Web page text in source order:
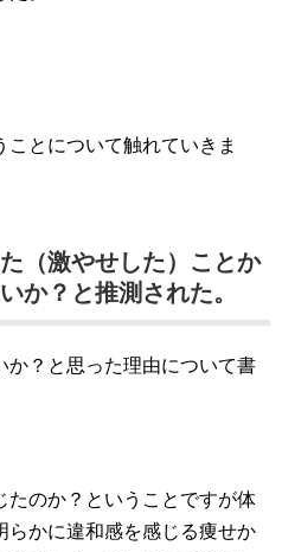
とについて触れていきま
（激やせした）ことか
か？と推測された。
か？と思った理由について書
たのか？ということですが体
らかに違和感を感じる痩せか